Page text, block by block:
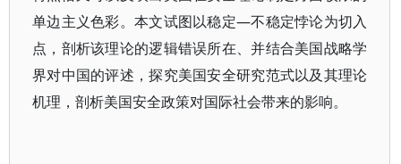
单边主义色彩。本文试图以稳定—不稳定悖论为切入
点，剖析该理论的逻辑错误所在、并结合美国战略学
界对中国的评述，探究美国安全研究范式以及其理论
机理，剖析美国安全政策对国际社会带来的影响。